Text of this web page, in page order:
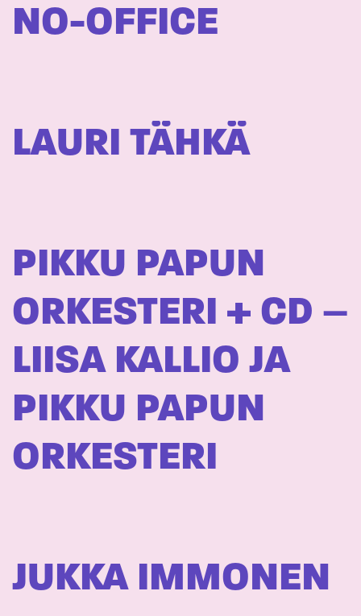
NO-OFFICE
LAURI TÄHKÄ
PIKKU PAPUN
ORKESTERI + CD –
LIISA KALLIO JA
PIKKU PAPUN
ORKESTERI
JUKKA IMMONEN